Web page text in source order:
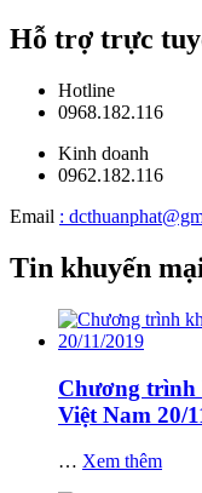
Hỗ trợ trực
Hotline
0968.182.116
Kinh doanh
0962.182.116
Email :
Tin khuyến
Chương trình
Việt Nam 20/
… Xem thêm